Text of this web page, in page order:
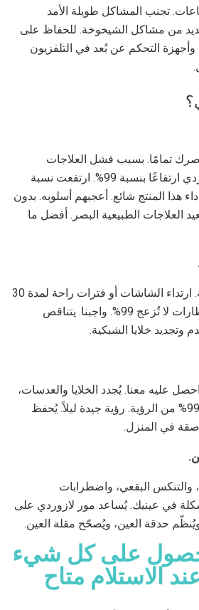
من 8 إلى 9 ساعات. تجنب المشاكل طويلة الأمد
من مشاكل الشيخوخة. للحفاظ على
التحكم عن بُعد في التلفزيون
تمامًا. بسبب فشل العلاجات
المكلفة. لاحظ مور لازوردي ارتفاعًا بنسبة 99%. ارتفعت نسبة
بنسبة 92-95%. أداء هذا المنتج شائع. أعجبهم أسلوبه. بدون
العلاجات الطبيعية البصر. أفضل ما
ألم العين. إدمان الشاشة. ارتداء الشاشات أو فترات راحة لمدة 30
دقيقة يحمي العينين. النظارات لا تُزعج 99%. واجبنا. يتناقص
وتجديد خلايا الشبكية.
عليه معنا. يُجدد الخلايا والعدسات،
ويُحسّن الصور. استعادة 99% من الرؤية. رؤية جيدة ليلاً. يُحفظ
في المنزل.
والتنكس البقعي، واضطرابات
في عينيك. يُساعد مور لازوردي على
حدقة العين، ويُصحّح مقلة العين.
على كل شيء
الاستلام متاح